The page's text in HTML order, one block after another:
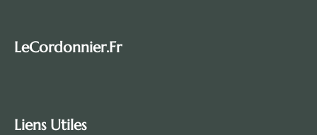
LeCordonnier.fr
Liens Utiles